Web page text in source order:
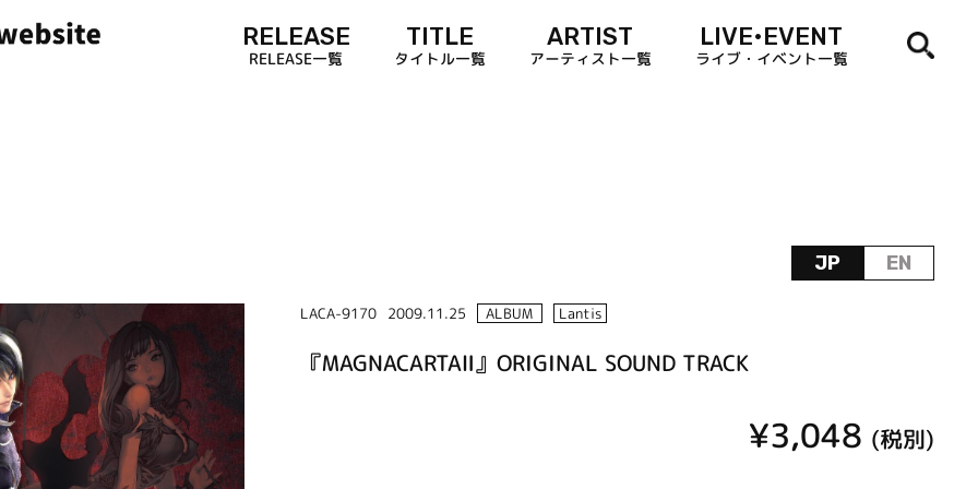
RELEASE
RELEASE一覧
TITLE
タイトル一覧
ARTIST
アーティスト一覧
LIVE•EVENT
ライブ・イベント一覧
JP EN
LACA-9170 2009.11.25 ALBUM Lantis
『MAGNACARTAⅡ』ORIGINAL SOUND TRACK
¥3,048 (税別)